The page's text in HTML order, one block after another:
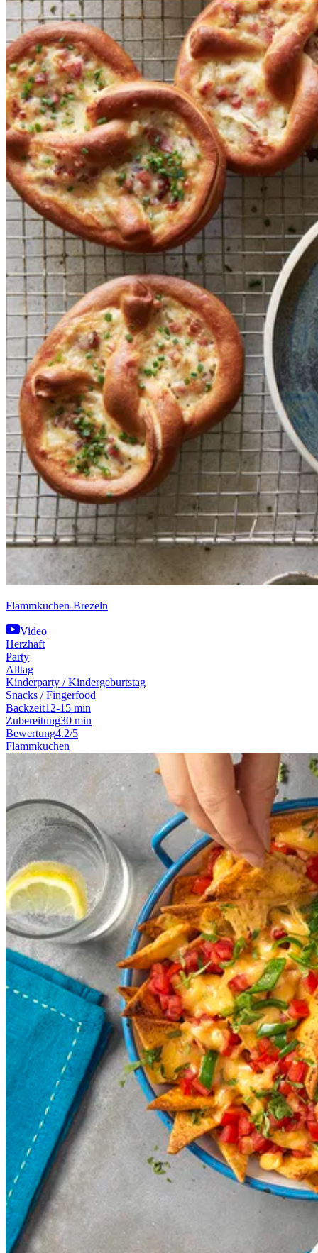
Flammkuchen-Brezeln
Video
Herzhaft
Party
Alltag
Kinderparty / Kindergeburtstag
Snacks / Fingerfood
Backzeit12-15 min
Zubereitung30 min
Bewertung4.2/5
Flammkuchen